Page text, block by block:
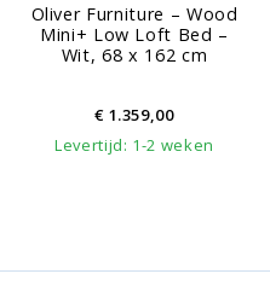
Oliver Furniture – Wood
Mini+ Low Loft Bed –
Wit, 68 x 162 cm
€1.359,00
Levertijd: 1-2 weken